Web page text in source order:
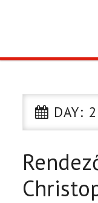
CIKK
PÓLÓ RENDELÉS
DAY: